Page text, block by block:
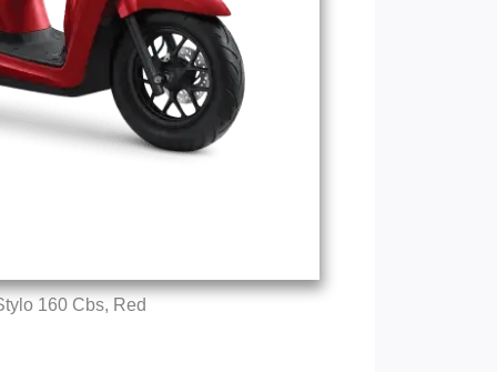
160 Cbs, Red